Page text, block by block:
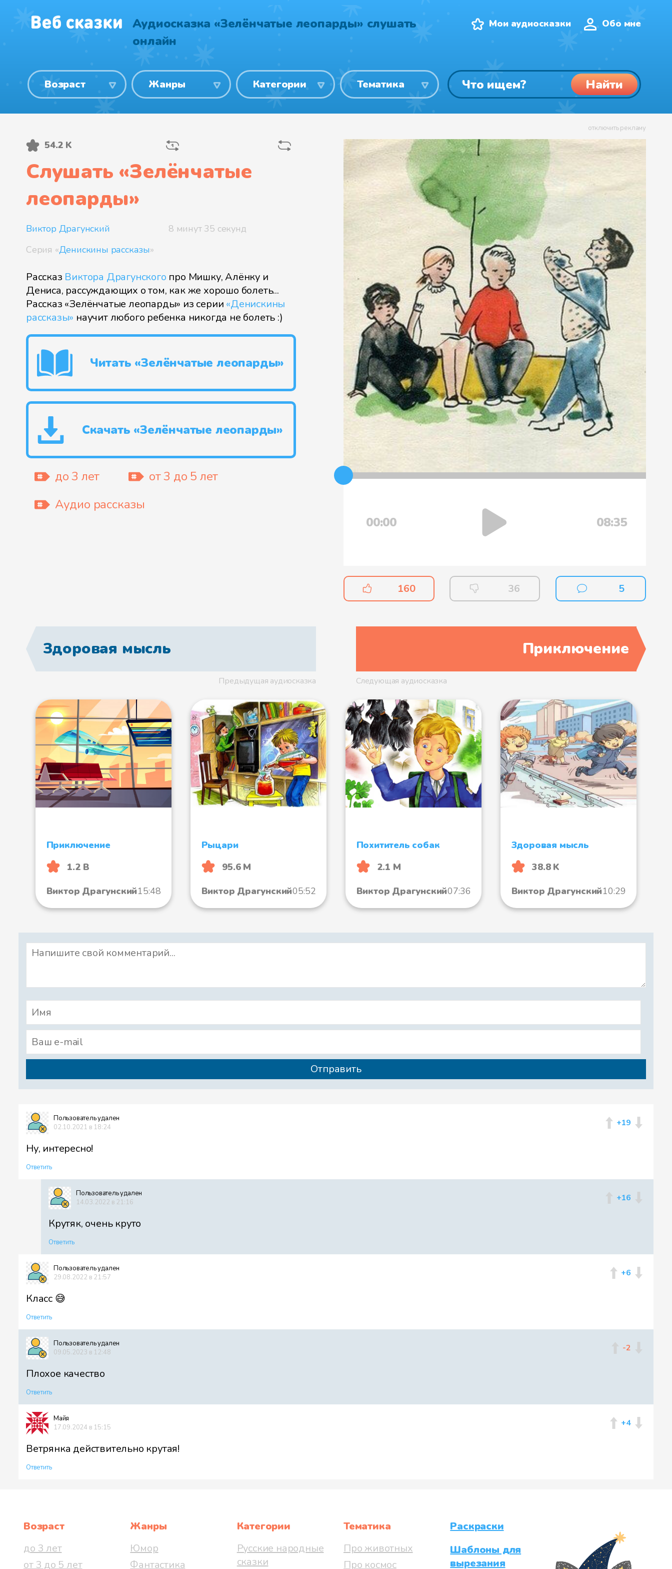
Аудиосказка «Зелёнчатые леопарды» слушать
онлайн
Мои аудиосказки Обо мне
Возраст Жанры Категории Тематика Найти
отключить рекламу
00:00 08:35
160 36 5
54.2 K
Слушать «Зелёнчатые
леопарды»
Виктор Драгунский
8 минут 35 секунд
Серия «Денискины рассказы»
Рассказ Виктора Драгунского про Мишку, Алёнку и
Дениса, рассуждающих о том, как же хорошо болеть...
Рассказ «Зелёнчатые леопарды» из серии «Денискины
рассказы» научит любого ребенка никогда не болеть :)
Читать «Зелёнчатые леопарды»
Скачать «Зелёнчатые леопарды»
до 3 лет
от 3 до 5 лет
Аудио рассказы
Приключение
Следующая аудиосказка
Здоровая мысль
Предыдущая аудиосказка
Приключение
1.2 B
Виктор Драгунский15:48
Рыцари
95.6 М
Виктор Драгунский05:52
Похититель собак
2.1 М
Виктор Драгунский07:36
Здоровая мысль
38.8 K
Виктор Драгунский10:29
Пользователь удален
02.10.2021 в 18:24
+19
Ну, интересно!
Ответить
Пользователь удален
14.03.2022 в 21:16
+16
Крутяк, очень круто
Ответить
Пользователь удален
29.08.2022 в 21:57
+6
Класс 😅
Ответить
Пользователь удален
09.05.2023 в 12:48
-2
Плохое качество
Ответить
Майя
17.09.2024 в 15:15
+4
Ветрянка действительно крутая!
Ответить
Возраст
до 3 лет
от 3 до 5 лет
Жанры
Юмор
Фантастика
Категории
Русские народные
сказки
Тематика
Про животных
Про космос
Раскраски
Шаблоны для
вырезания